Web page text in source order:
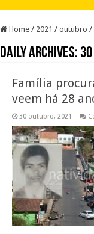
Home / 2021 / outubro /
Daily Archives:
Família
veem há 28
30 outubro, 2021